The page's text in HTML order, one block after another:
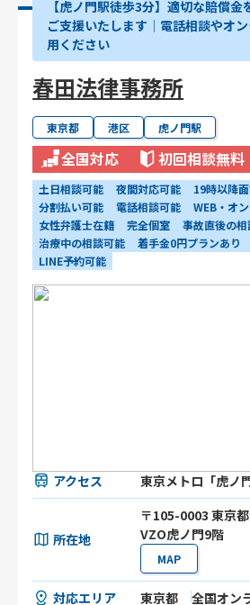
【虎ノ門駅徒歩3分】適切な賠償金
ご支援いたします│電話相談やオ
用ください
春田法律事務所
東京都 港区 虎ノ門駅
全国対応 初回相談無料
土日相談可能 夜間対応可能 19時以降
分割払い可能
電話相談可能
WEB・オ
女性弁護士在籍
完全個室
事故直後の
治療中の相談可能
着手金0円プランあり
LINE予約可能
アクセス 東京メトロ「虎ノ
所在地
〒105-0003 東京
VZO虎ノ門9階
MAP
対応エリア 東京都 全国オン